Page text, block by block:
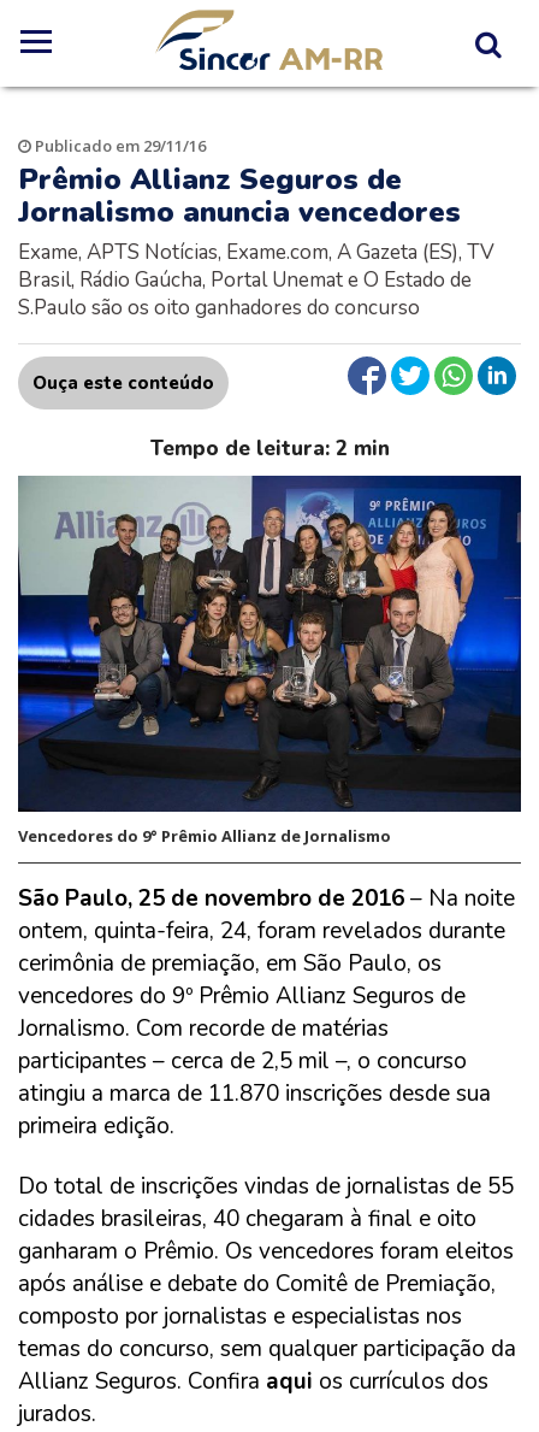
Publicado em 29/11/16
Prêmio Allianz Seguros de
Jornalismo anuncia vencedores
Exame, APTS Notícias, Exame.com, A Gazeta (ES), TV
Brasil, Rádio Gaúcha, Portal Unemat e O Estado de
S.Paulo são os oito ganhadores do concurso
Ouça este conteúdo
Vencedores do 9° Prêmio Allianz de Jornalismo
São Paulo, 25 de novembro de 2016– Na noite
ontem, quinta-feira, 24, foram revelados durante
cerimônia de premiação, em São Paulo, os
vencedores do 9º Prêmio Allianz Seguros de
Jornalismo. Com recorde de matérias
participantes – cerca de 2,5 mil –, o concurso
atingiu a marca de 11.870 inscrições desde sua
primeira edição.
Do total de inscrições vindas de jornalistas de 55
cidades brasileiras, 40 chegaram à final e oito
ganharam o Prêmio. Os vencedores foram eleitos
após análise e debate do Comitê de Premiação,
composto por jornalistas e especialistas nos
temas do concurso, sem qualquer participação da
Allianz Seguros. Confira aqui os currículos dos
jurados.